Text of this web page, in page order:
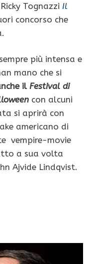
Tognazzi Il
concorso che
più intensa e
mano che si
ilFestival di
con alcuni
si aprirà con
americano di
vempire-movie
a sua volta
Ajvide Lindqvist.